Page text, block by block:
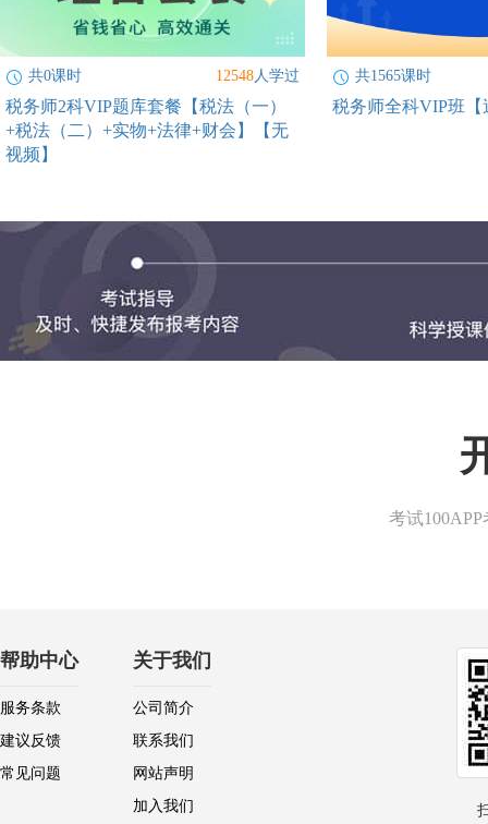
共0课时 12548人学过
税务师2科VIP题库套餐【税法（一）
+税法（二）+实物+法律+财会】【无
视频】
共1565课时
税务师全科VIP班
考试
帮助中心
服务条款
建议反馈
常见问题
关于我们
公司简介
联系我们
网站声明
加入我们